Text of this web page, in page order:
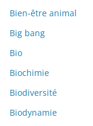
Bien-être animal
Big bang
Bio
Biochimie
Biodiversité
Biodynamie